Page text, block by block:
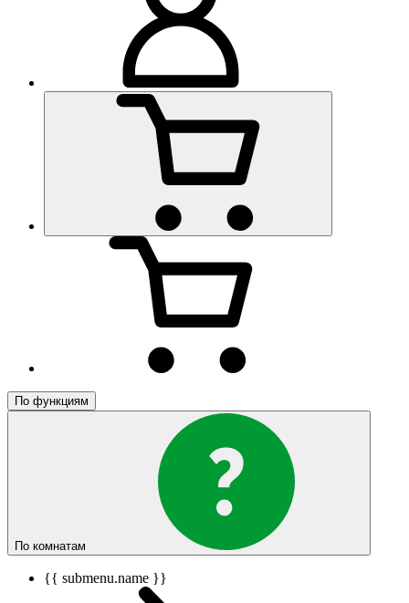
По функциям
По комнатам
{{ submenu.name }}